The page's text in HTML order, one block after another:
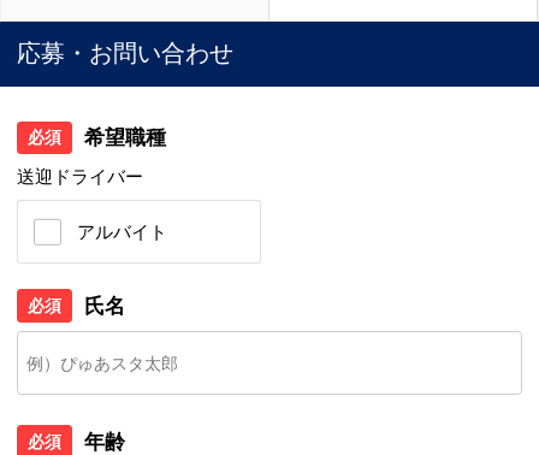
応募・お問い合わせ
必須 希望職種
送迎ドライバー
アルバイト
必須 氏名
必須 年齢